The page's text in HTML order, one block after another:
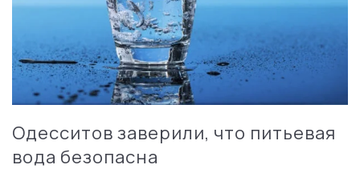
Одесситов заверили, что питьевая
вода безопасна